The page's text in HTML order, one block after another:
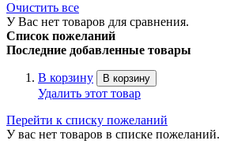
Очистить все
У Вас нет товаров для сравнения.
Список пожеланий
Последние добавленные товары
В корзину В корзину
Удалить этот товар
Перейти к списку пожеланий
У вас нет товаров в списке пожеланий.